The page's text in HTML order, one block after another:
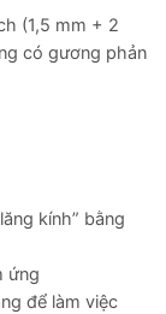
(1,5 mm + 2
có gương phản
kính” bằng
ứng
để làm việc